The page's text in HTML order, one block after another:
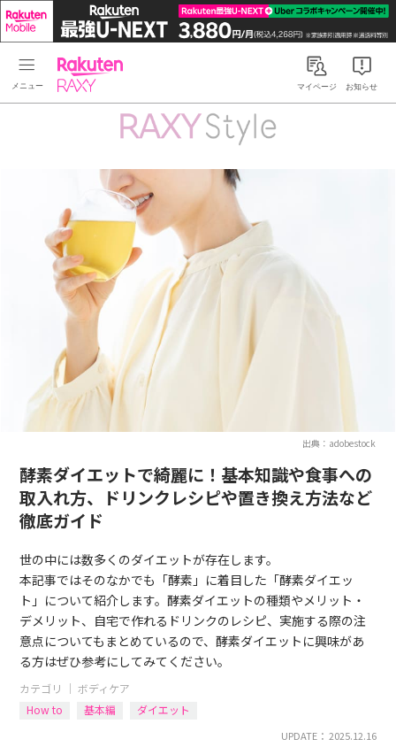
Rakuten RAXYマイページ お知らせ
出典：adobestock
酵素ダイエットで綺麗に！基本知識や食事への
取入れ方、ドリンクレシピや置き換え方法など
徹底ガイド
世の中には数多くのダイエットが存在します。
本記事ではそのなかでも「酵素」に着目した「酵素ダイエッ
ト」について紹介します。酵素ダイエットの種類やメリット・
デメリット、自宅で作れるドリンクのレシピ、実施する際の注
意点についてもまとめているので、酵素ダイエットに興味があ
る方はぜひ参考にしてみてください。
カテゴリ ｜ボディケア
How to
基本編 ダイエット
UPDATE： 2025.12.16